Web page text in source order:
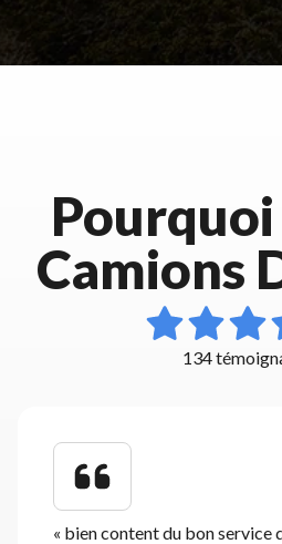
Camions
134
« bien content du bon service